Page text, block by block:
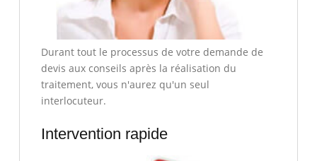
Durant tout le processus de votre demande de
devis aux conseils après la réalisation du
traitement, vous n'aurez qu'un seul
interlocuteur.
Intervention rapide